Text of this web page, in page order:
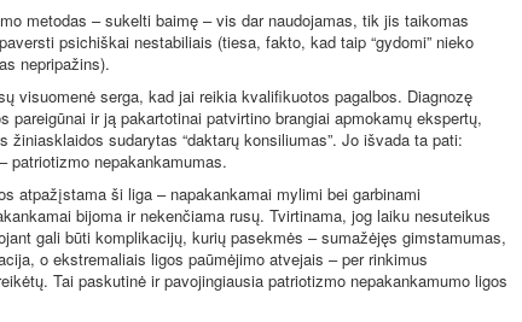
metodas – sukelti baimę – vis dar naudojamas, tik jis taikomas
psichiškai nestabiliais (tiesa, fakto, kad taip “gydomi” nieko
nepripažins).
visuomenė serga, kad jai reikia kvalifikuotos pagalbos. Diagnozę
pareigūnai ir ją pakartotinai patvirtino brangiai apmokamų ekspertų,
žiniasklaidos sudarytas “daktarų konsiliumas”. Jo išvada ta pati:
patriotizmo nepakankamumas.
atpažįstama ši liga – napakankamai mylimi bei garbinami
bijoma ir nekenčiama rusų. Tvirtinama, jog laiku nesuteikus
gali būti komplikacijų, kurių pasekmės – sumažėjęs gimstamumas,
o ekstremaliais ligos paūmėjimo atvejais – per rinkimus
Tai paskutinė ir pavojingiausia patriotizmo nepakankamumo ligos